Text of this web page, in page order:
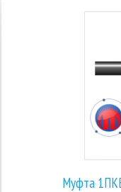
Муфта